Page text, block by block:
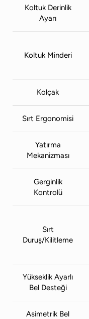
Koltuk Derinlik
Ayarı
Koltuk Minderi
Kolçak
Sırt Ergonomisi
Yatırma
Mekanizması
Gerginlik
Kontrolü
Sırt
Duruş/Kilitleme
Yükseklik Ayarlı
Bel Desteği
Asimetrik Bel